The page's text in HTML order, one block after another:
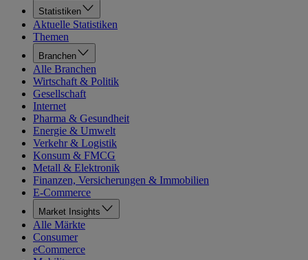
Statistiken
Aktuelle Statistiken
Themen
Branchen
Alle Branchen
Wirtschaft & Politik
Gesellschaft
Internet
Pharma & Gesundheit
Energie & Umwelt
Verkehr & Logistik
Konsum & FMCG
Metall & Elektronik
Finanzen, Versicherungen & Immobilien
E-Commerce
Market Insights
Alle Märkte
Consumer
eCommerce